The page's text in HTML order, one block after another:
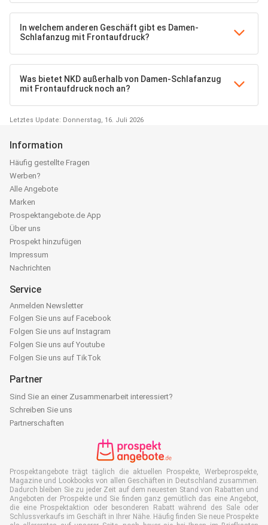
In welchem anderen Geschäft gibt es Damen-
Schlafanzug mit Frontaufdruck?
Was bietet NKD außerhalb von Damen-Schlafanzug
mit Frontaufdruck noch an?
Letztes Update: Donnerstag, 16. Juli 2026
Information
Häufig gestellte Fragen
Werben?
Alle Angebote
Marken
Prospektangebote.de App
Über uns
Prospekt hinzufügen
Impressum
Nachrichten
Service
Anmelden Newsletter
Folgen Sie uns auf Facebook
Folgen Sie uns auf Instagram
Folgen Sie uns auf Youtube
Folgen Sie uns auf TikTok
Partner
Sind Sie an einer Zusammenarbeit interessiert?
Schreiben Sie uns
Partnerschaften
Prospektangebote trägt täglich die aktuellen Prospekte, Werbeprospekte,
Magazine und Lookbooks von allen Geschäften in Deutschland zusammen.
Dadurch bleiben Sie zu jeder Zeit auf dem neuesten Stand von Rabatten und
Angeboten der Prospekte und Sie finden ganz gemütlich das eine Angebot,
die eine Prospektaktion oder besonderen Rabatt während des Sale oder
Schlussverkaufs im Geschäft in Ihrer Nähe. Häufig finden Sie neue Prospekte